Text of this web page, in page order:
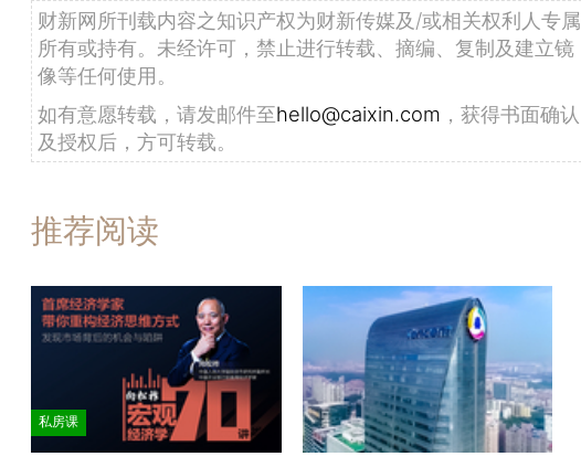
财新网所刊载内容之知识产权为财新传媒及/或相关权利人专属
所有或持有。未经许可，禁止进行转载、摘编、复制及建立镜
像等任何使用。
如有意愿转载，请发邮件至hello@caixin.com ，获得书面确认
及授权后，方可转载。
推荐阅读
私房课